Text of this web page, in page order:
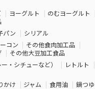
ヨーグルト
のむヨーグルト
パン
シリアル
コン
その他食肉加工品
その他大豆加工食品
・シチューなど）
レトルト
かけ ジャム 食用油
鍋つゆ